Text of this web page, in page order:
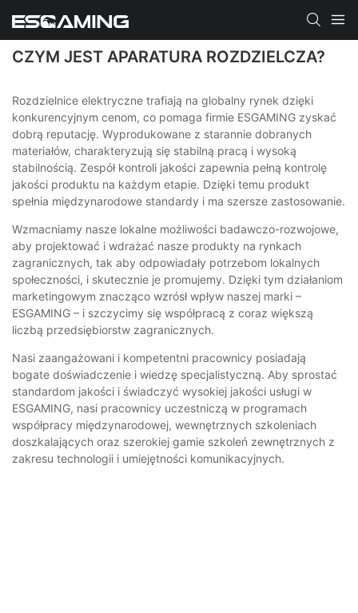
CZYM JEST APARATURA ROZDZIELCZA?
Rozdzielnice elektryczne trafiają na globalny rynek dzięki
konkurencyjnym cenom, co pomaga firmie ESGAMING zyskać
dobrą reputację. Wyprodukowane z starannie dobranych
materiałów, charakteryzują się stabilną pracą i wysoką
stabilnością. Zespół kontroli jakości zapewnia pełną kontrolę
jakości produktu na każdym etapie. Dzięki temu produkt
spełnia międzynarodowe standardy i ma szersze zastosowanie.
Wzmacniamy nasze lokalne możliwości badawczo-rozwojowe,
aby projektować i wdrażać nasze produkty na rynkach
zagranicznych, tak aby odpowiadały potrzebom lokalnych
społeczności, i skutecznie je promujemy. Dzięki tym działaniom
marketingowym znacząco wzrósł wpływ naszej marki –
ESGAMING – i szczycimy się współpracą z coraz większą
liczbą przedsiębiorstw zagranicznych.
Nasi zaangażowani i kompetentni pracownicy posiadają
bogate doświadczenie i wiedzę specjalistyczną. Aby sprostać
standardom jakości i świadczyć wysokiej jakości usługi w
ESGAMING, nasi pracownicy uczestniczą w programach
współpracy międzynarodowej, wewnętrznych szkoleniach
doszkalających oraz szerokiej gamie szkoleń zewnętrznych z
zakresu technologii i umiejętności komunikacyjnych.